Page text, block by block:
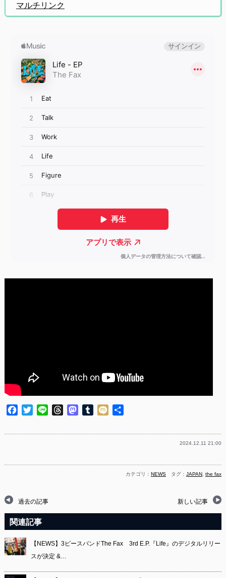
マルチリンク
Facebook
TwitterLine ThreadsMastodon
Tumblr
Mixi
2024.12.11 21:00
カテゴリ：NEWS タグ：JAPAN ,the fax
過去の記事 新しい記事
関連記事
【NEWS】3ピースバンドThe Fax 3rd E.P.『Life』のデジタルリリー
スが決定 &…